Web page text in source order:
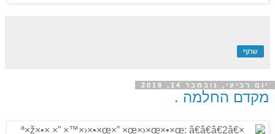
שתף
יום רביעי, נובמבר 14, 2018
מקדם החלמה .